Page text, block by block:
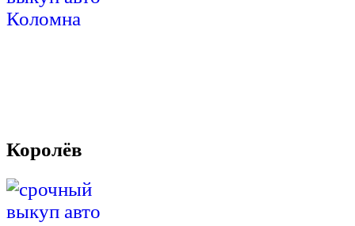
Королёв